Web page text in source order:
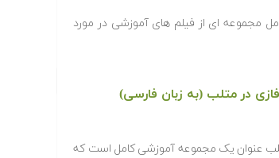
مجموعه ای از فیلم های آموزشی در مورد
در متلب (به زبان فارسی)
عنوان یک مجموعه آموزشی کامل است که